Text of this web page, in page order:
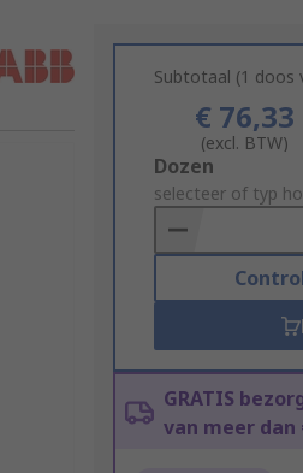
Subtotaal (1 doos
€ 76,33
(excl. BTW)
Add
to
Basket
Dozen
selecteer of typ
GRATIS
van meer dan